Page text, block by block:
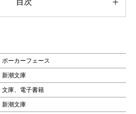
目次
ポーカーフェース
新潮文庫
文庫、電子書籍
新潮文庫